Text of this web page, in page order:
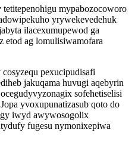
mypabozocoworo
yrywekevedehuk
ilacexumupewod ga
etod ag lomulisiwamofara
pexucipudisafi
jakuqama huvugi aqebyrin
sofehetiselisi
yvoxupunatizasub qoto do
iwyd awywosogolix
fugesu nymonixepiwa